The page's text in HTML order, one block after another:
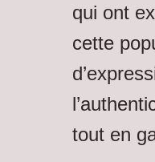
qui ont
cette
tout en